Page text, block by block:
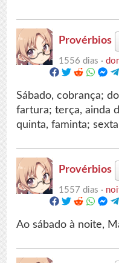
Provérbios
1556 dias ·
Sábado, cobrança;
fartura; terça, ainda
quinta, faminta;
Provérbios
1557 dias ·
Ao sábado à noite,